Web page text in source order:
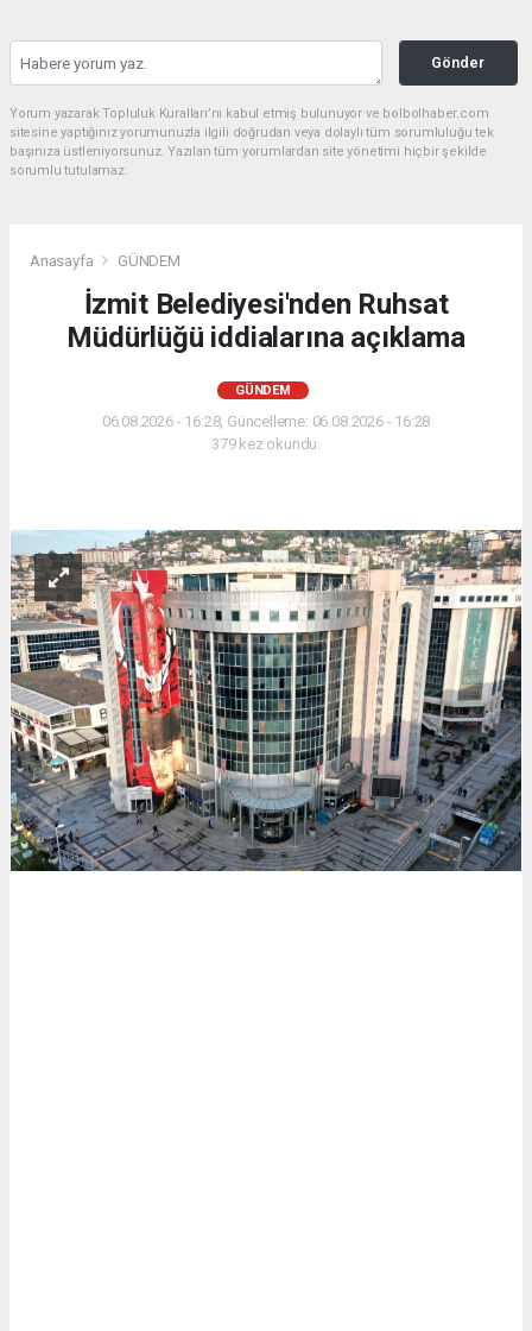
Gönder
Yorum yazarak Topluluk Kuralları’nı kabul etmiş bulunuyor ve bolbolhaber.com
sitesine yaptığınız yorumunuzla ilgili doğrudan veya dolaylı tüm sorumluluğu tek
başınıza üstleniyorsunuz. Yazılan tüm yorumlardan site yönetimi hiçbir şekilde
sorumlu tutulamaz.
Anasayfa GÜNDEM
İzmit Belediyesi'nden Ruhsat
Müdürlüğü iddialarına açıklama
GÜNDEM
06.08.2026 - 16:28, Güncelleme: 06.08.2026 - 16:28
379 kez okundu.